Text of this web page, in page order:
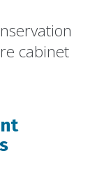
cabinet